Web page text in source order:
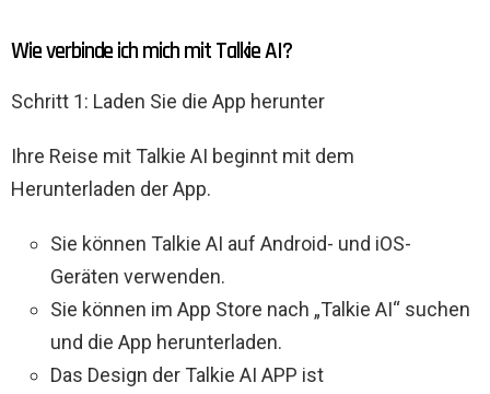
Wie verbinde ich mich mit Talkie AI?
Schritt 1: Laden Sie die App herunter
Ihre Reise mit Talkie AI beginnt mit dem
Herunterladen der App.
Sie können Talkie AI auf Android- und iOS-
Geräten verwenden.
Sie können im App Store nach „Talkie AI“ suchen
und die App herunterladen.
Das Design der Talkie AI APP ist